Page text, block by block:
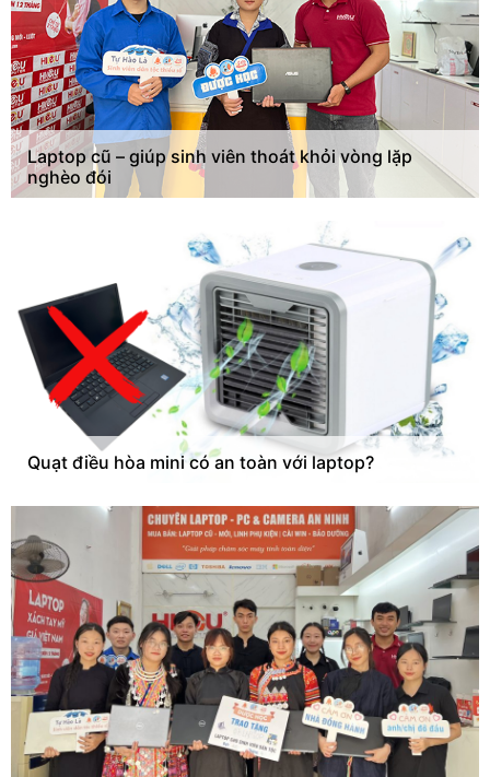
Laptop cũ – giúp sinh viên thoát khỏi vòng lặp
nghèo đói
Quạt điều hòa mini có an toàn với laptop?